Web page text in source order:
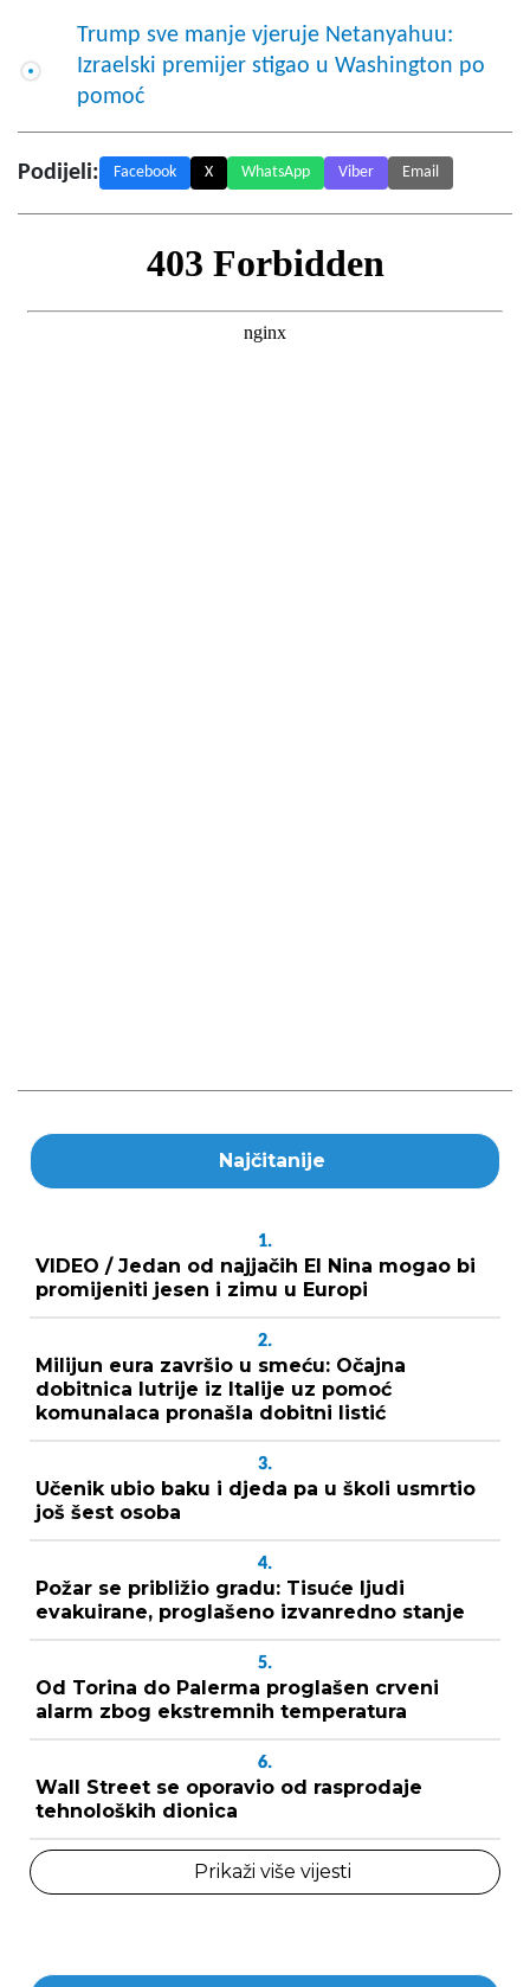
Trump sve manje vjeruje Netanyahuu:
Izraelski premijer stigao u Washington po
pomoć
Podijeli: Facebook X WhatsApp Viber Email
Najčitanije
1.
VIDEO / Jedan od najjačih El Nina mogao bi
promijeniti jesen i zimu u Europi
2.
Milijun eura završio u smeću: Očajna
dobitnica lutrije iz Italije uz pomoć
komunalaca pronašla dobitni listić
3.
Učenik ubio baku i djeda pa u školi usmrtio
još šest osoba
4.
Požar se približio gradu: Tisuće ljudi
evakuirane, proglašeno izvanredno stanje
5.
Od Torina do Palerma proglašen crveni
alarm zbog ekstremnih temperatura
6.
Wall Street se oporavio od rasprodaje
tehnoloških dionica
Prikaži više vijesti